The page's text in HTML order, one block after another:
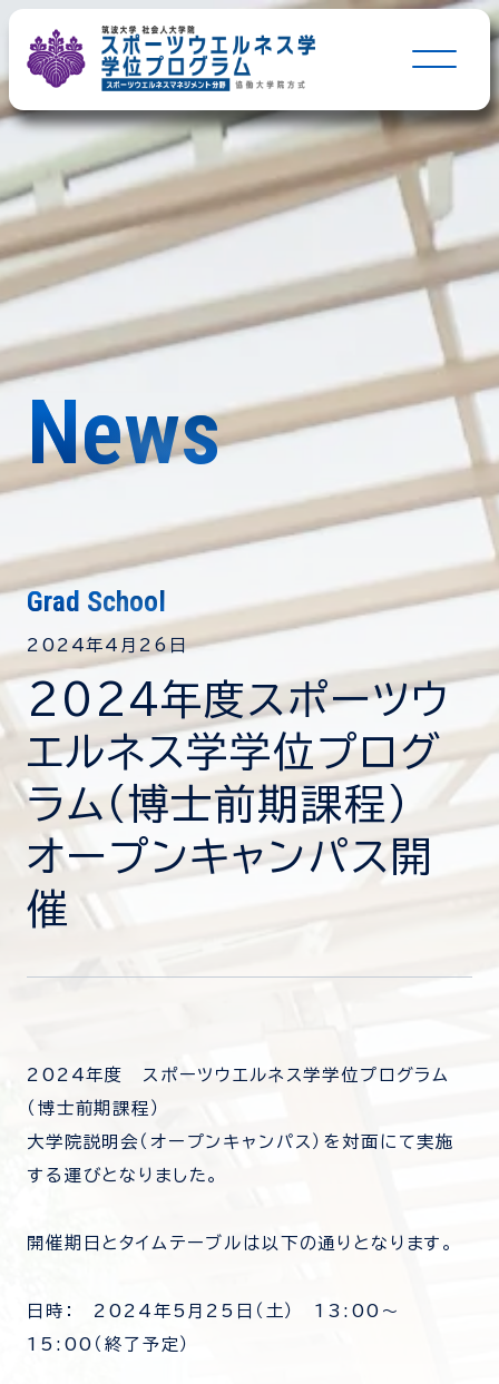
Home
トップページ
News
Grad School
Consortium
コンソーシアムについて
Contact
お問い合わせ
資料ダウンロード
プライバシーポリシー
サイトマップ
News
Grad School
2024年4月26日
2024年度スポーツウ
エルネス学学位プログ
ラム（博士前期課程）
オープンキャンパス開
催
2024年度 スポーツウエルネス学学位プログラム
（博士前期課程）
大学院説明会（オープンキャンパス）を対面にて実施
する運びとなりました。
開催期日とタイムテーブルは以下の通りとなります。
日時： 2024年5月25日（土） 13:00～
15:00（終了予定）